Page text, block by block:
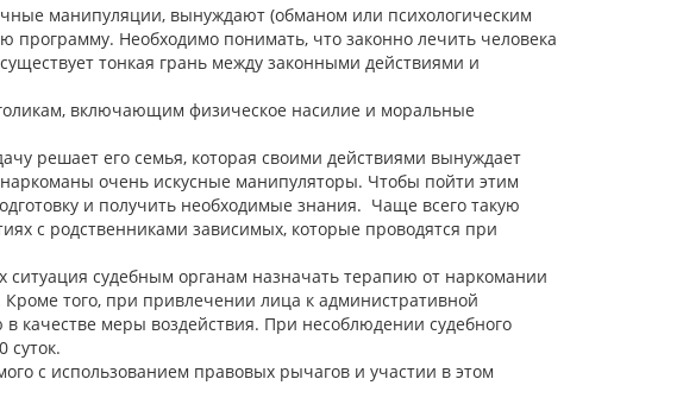
манипуляции, вынуждают (обманом или психологическим
Необходимо понимать, что законно лечить человека
тонкая грань между законными действиями и
включающим физическое насилие и моральные
решает его семья, которая своими действиями вынуждает
очень искусные манипуляторы. Чтобы пойти этим
и получить необходимые знания. Чаще всего такую
с родственниками зависимых, которые проводятся при
судебным органам назначать терапию от наркомании
того, при привлечении лица к административной
качестве меры воздействия. При несоблюдении судебного
суток.
с использованием правовых рычагов и участии в этом